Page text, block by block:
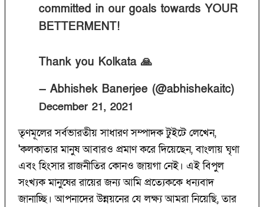
committed in our goals towards YOUR
BETTERMENT!
Thank you Kolkata 🙏
— Abhishek Banerjee (@abhishekaitc)
December 21, 2021
তৃণমূলের সর্বভারতীয় সাধারণ সম্পাদক টুইটে লেখেন,
'কলকাতার মানুষ আবারও প্রমাণ করে দিয়েছেন, বাংলায় ঘৃণা
এবং হিংসার রাজনীতির কোনও জায়গা নেই। এই বিপুল
সংখ্যক মানুষের রায়ের জন্য আমি প্রত্যেককে ধন্যবাদ
জানাচ্ছি। আপনাদের উন্নয়নের যে লক্ষ্য আমরা নিয়েছি, তার